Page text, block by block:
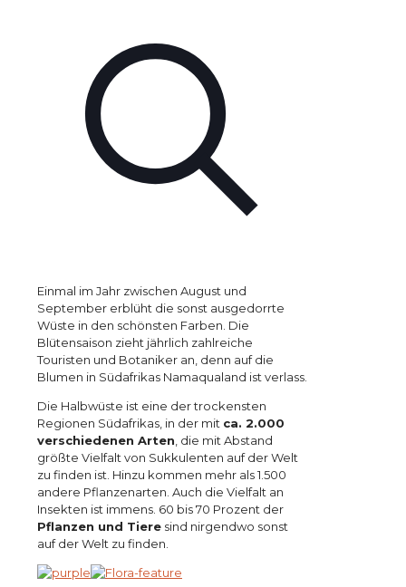
Einmal im Jahr zwischen August und
September erblüht die sonst ausgedorrte
Wüste in den schönsten Farben. Die
Blütensaison zieht jährlich zahlreiche
Touristen und Botaniker an, denn auf die
Blumen in Südafrikas Namaqualand ist verlass.
Die Halbwüste ist eine der trockensten
Regionen Südafrikas, in der mit ca. 2.000
verschiedenen Arten , die mit Abstand
größte Vielfalt von Sukkulenten auf der Welt
zu finden ist. Hinzu kommen mehr als 1.500
andere Pflanzenarten. Auch die Vielfalt an
Insekten ist immens. 60 bis 70 Prozent der
Pflanzen und Tiere sind nirgendwo sonst
auf der Welt zu finden.